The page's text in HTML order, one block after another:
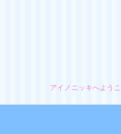
アイノニッキへよう